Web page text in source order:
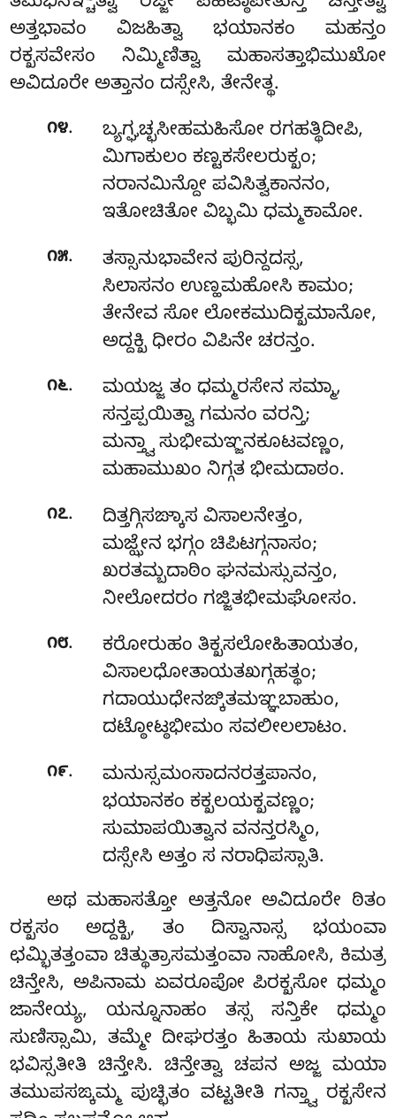
ಅತ್ತಭಾವಂ ವಿಜಹಿತ್ವಾ ಭಯಾನಕಂ ಮಹನ್ತಂ
ರಕ್ಖಸವೇಸಂ ನಿಮ್ಮಿಣಿತ್ವಾ ಮಹಾಸತ್ತಾಭಿಮುಖೋ
ಅವಿದೂರೇ ಅತ್ತಾನಂ ದಸ್ಸೇಸಿ, ತೇನೇತ್ಥ.
೧೪. ಬ್ಯಗ್ಘಚ್ಛಸೀಹಮಹಿಸೋ ರಗಹತ್ಥಿದೀಪಿ,
ಮಿಗಾಕುಲಂ ಕಣ್ಟಕಸೇಲರುಕ್ಖಂ;
ನರಾನಮಿನ್ದೋ ಪವಿಸಿತ್ವಕಾನನಂ,
ಇತೋಚಿತೋ ವಿಬ್ಭಮಿ ಧಮ್ಮಕಾಮೋ.
೧೫.
ತಸ್ಸಾನುಭಾವೇನ ಪುರಿನ್ದದಸ್ಸ,
ಸಿಲಾಸನಂ ಉಣ್ಹಮಹೋಸಿ ಕಾಮಂ;
ತೇನೇವ ಸೋ ಲೋಕಮುದಿಕ್ಖಮಾನೋ,
ಅದ್ದಕ್ಖಿ ಧೀರಂ ವಿಪಿನೇ ಚರನ್ತಂ.
೧೬.
ಮಯಜ್ಜ ತಂ ಧಮ್ಮರಸೇನ ಸಮ್ಮಾ,
ಸನ್ತಪ್ಪಯಿತ್ವಾ ಗಮನಂ ವರನ್ತಿ;
ಮನ್ತ್ವಾ ಸುಭೀಮಞ್ಜನಕೂಟವಣ್ಣಂ,
ಮಹಾಮುಖಂ ನಿಗ್ಗತ ಭೀಮದಾಠಂ.
೧೭.
ದಿತ್ತಗ್ಗಿಸಙ್ಕಾಸ ವಿಸಾಲನೇತ್ತಂ,
ಮಜ್ಝೇನ ಭಗ್ಗಂ ಚಿಪಿಟಗ್ಗನಾಸಂ;
ಖರತಮ್ಬದಾಠಿಂ ಘನಮಸ್ಸುವನ್ತಂ,
ನೀಲೋದರಂ ಗಜ್ಜಿತಭೀಮಘೋಸಂ.
೧೮.
ಕರೋರುಹಂ ತಿಕ್ಖಸಲೋಹಿತಾಯತಂ,
ವಿಸಾಲಧೋತಾಯತಖಗ್ಗಹತ್ಥಂ;
ಗದಾಯುಧೇನಙ್ಕಿತಮಞ್ಞಬಾಹುಂ,
ದಟ್ಠೋಟ್ಠಭೀಮಂ ಸವಲೀಲಲಾಟಂ.
೧೯.
ಮನುಸ್ಸಮಂಸಾದನರತ್ತಪಾನಂ,
ಭಯಾನಕಂ ಕಕ್ಖಲಯಕ್ಖವಣ್ಣಂ;
ಸುಮಾಪಯಿತ್ವಾನ ವನನ್ತರಸ್ಮಿಂ,
ದಸ್ಸೇಸಿ ಅತ್ತಂ ಸ ನರಾಧಿಪಸ್ಸಾತಿ.
ಅಥ ಮಹಾಸತ್ತೋ ಅತ್ತನೋ ಅವಿದೂರೇ ಠಿತಂ
ರಕ್ಖಸಂ ಅದ್ದಕ್ಖಿ, ತಂ ದಿಸ್ವಾನಾಸ್ಸ ಭಯಂವಾ
ಛಮ್ಭಿತತ್ತಂವಾ ಚಿತ್ಥುತ್ರಾಸಮತ್ತಂವಾ ನಾಹೋಸಿ, ಕಿಮತ್ರ
ಚಿನ್ತೇಸಿ, ಅಪಿನಾಮ ಏವರೂಪೋ ಪಿರಕ್ಖಸೋ ಧಮ್ಮಂ
ಜಾನೇಯ್ಯ, ಯನ್ನೂನಾಹಂ ತಸ್ಸ ಸನ್ತಿಕೇ ಧಮ್ಮಂ
ಸುಣಿಸ್ಸಾಮಿ, ತಮ್ಮೇ ದೀಘರತ್ತಂ ಹಿತಾಯ ಸುಖಾಯ
ಭವಿಸ್ಸತೀತಿ ಚಿನ್ತೇಸಿ. ಚಿನ್ತೇತ್ವಾ ಚಪನ ಅಜ್ಜ ಮಯಾ
ತಮುಪಸಙ್ಕಮ್ಮ ಪುಚ್ಛಿತಂ ವಟ್ಟತೀತಿ ಗನ್ತ್ವಾ ರಕ್ಖಸೇನ